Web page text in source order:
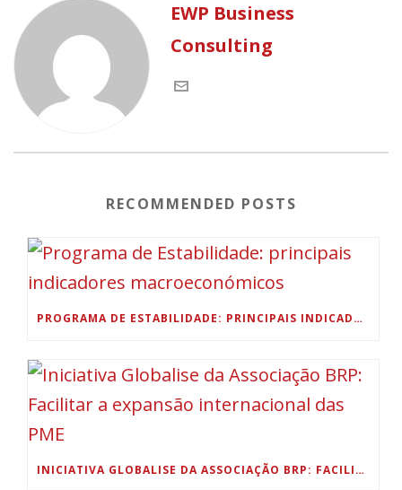
EWP Business
Consulting
RECOMMENDED POSTS
PROGRAMA DE ESTABILIDADE: PRINCIPAIS INDICADORES MACROECONÓMICOS
INICIATIVA GLOBALISE DA ASSOCIAÇÃO BRP: FACILITAR A EXPANSÃO INTERNACIONAL DAS PME